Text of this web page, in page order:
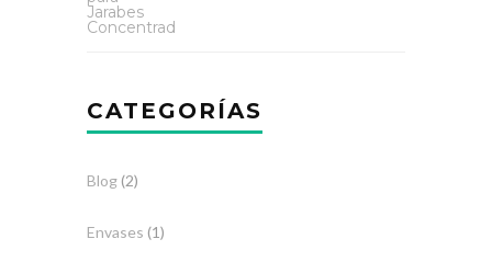
CATEGORÍAS
Blog (2)
Envases (1)